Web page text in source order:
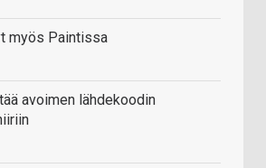
myös Paintissa
avoimen lähdekoodin